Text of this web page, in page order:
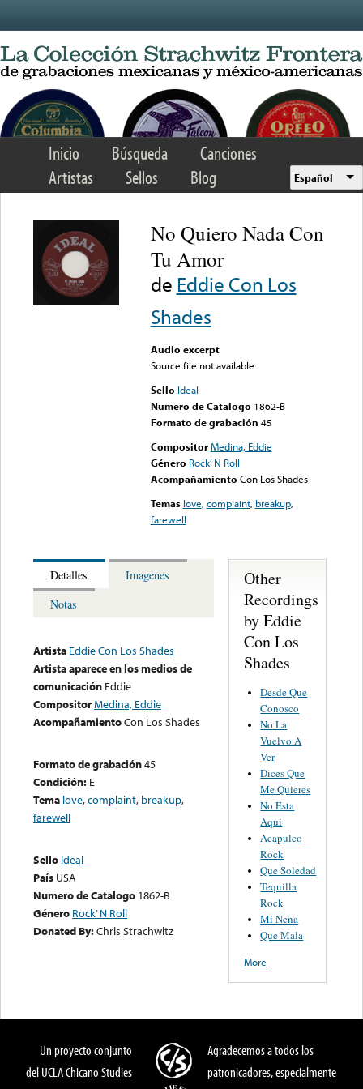
Inicio Búsqueda
Canciones
Artistas
Sellos Blog Español
No Quiero Nada Con
Tu Amor
de Eddie Con Los
Shades
Audio excerpt
Source file not available
Sello Ideal
Numero de Catalogo 1862-B
Formato de grabación 45
Compositor Medina, Eddie
Género Rock’ N Roll
Acompañamiento Con Los Shades
Temas love,complaint, breakup,
farewell
Detalles
Imagenes
Notas
Artista Eddie Con Los Shades
Artista aparece en los medios de
comunicación Eddie
CompositorMedina, Eddie
AcompañamientoCon Los Shades
Formato de grabación45
Condición: E
Tema love,complaint, breakup,
farewell
Sello Ideal
País USA
Numero de Catalogo 1862-B
Género Rock’ N Roll
Donated By:Chris Strachwitz
Other
Recordings
by Eddie
Con Los
Shades
Desde Que
Conosco
No La
Vuelvo A
Ver
Dices Que
Me Quieres
No Esta
Aqui
Acapulco
Rock
Que Soledad
Tequilla
Rock
Mi Nena
Que Mala
More
Un proyecto conjunto
del UCLA Chicano Studies
Agradecemos a todos los
patronicadores, especialmente